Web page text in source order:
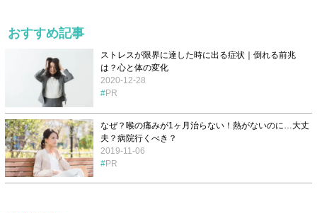
おすすめ記事
ストレスが限界に達した時に出る症状｜倒れる前兆
は？心と体の変化
2020-12-28
PR
なぜ？喉の痛みが1ヶ月治らない！熱がないのに…大丈
夫？病院行くべき？
2019-11-06
PR